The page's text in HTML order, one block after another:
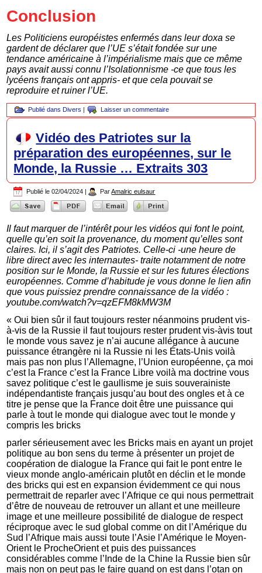
Conclusion
Les Politiciens européistes enfermés dans leur doxa se
gardent de déclarer que l’UE s’était fondée sur une
tendance américaine à l’impérialisme mais que ce même
pays avait aussi connu l’Isolationnisme -ce que tous les
lycéens français ont appris- et que cela pouvait se
reproduire et ruiner l’UE.
Publié dans Divers | Laisser un commentaire
Vidéo des Patriotes sur la
préparation des européennes, sur le
Monde, la Russie … Extraits 303
Publié le 02/04/2024 | Par Amalric eulsaur
Il faut marquer de l’intérêt pour les vidéos qui font le point,
quelle qu’en soit la provenance, du moment qu’elles sont
claires. Ici, il s’agit des Patriotes. Celle-ci -une heure de
libre direct avec les internautes- traite notamment de notre
position sur le Monde, la Russie et sur les futures élections
européennes. Comme d’habitude je vous donne le lien afin
que vous puissiez prendre connaissance de la vidéo :
youtube.com/watch?v=qzEFM8kMW3M
« Oui bien sûr il faut toujours rester néanmoins prudent vis-
à-vis de la Russie il faut toujours rester prudent vis-àvis tout
le monde vous savez je n’ai aucune allégance à aucune
puissance étrangère ni la Russie ni les États-Unis voilà
mais pas non plus l’Allemagne, l’Union européenne, ça moi
c’est la France c’est la France Libre voilà ma doctrine vous
savez politique c’est le gaullisme je suis souverainiste
indépendantiste français jusqu’au bout des ongles et à ce
titre je pense que la France doit être une puissance qui
parle à tout le monde qui dialogue avec tout le monde y
compris les bricks
parler sérieusement avec les Bricks mais en ayant un projet
politique au bon sens du terme à présenter un projet de
coopération de dialogue la France qui fait le pont entre le
vieux monde anglo-américain plutôt en déclin et le monde
des bricks qui est en expansion évidemment ce qui nous
permettrait de reparler avec l’Afrique ce qui nous permettrait
d’être de nouveau de retrouver un allant et une meilleure
image et une meilleure possibilité de dialogue de respect
réciproque avec le sud global comme on dit l’Amérique du
Sud l’Afrique mais aussi toute l’Asie l’Amérique le Moyen-
Orient le ProcheOrient et puis des puissances
considérables comme l’Inde de la Chine la Russie bien sûr
mais non on peut pas le faire quand on est dans l’otan on